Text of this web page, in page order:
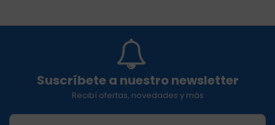
Suscríbete a nuestro newsletter
Recibí ofertas, novedades y más